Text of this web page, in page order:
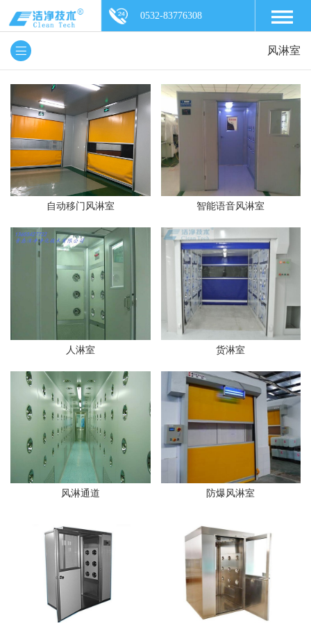
0532-83776308
风淋室
自动移门风淋室 智能语音风淋室
人淋室 货淋室
风淋通道 防爆风淋室